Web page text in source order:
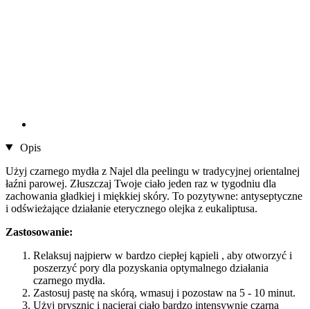
Opis
Użyj czarnego mydła z Najel dla peelingu w tradycyjnej orientalnej
łaźni parowej. Złuszczaj Twoje ciało jeden raz w tygodniu dla
zachowania gładkiej i miękkiej skóry. To pozytywne: antyseptyczne
i odświeżające działanie eterycznego olejka z eukaliptusa.
Zastosowanie:
Relaksuj najpierw w bardzo ciepłej kąpieli , aby otworzyć i
poszerzyć pory dla pozyskania optymalnego działania
czarnego mydła.
Zastosuj pastę na skórą, wmasuj i pozostaw na 5 - 10 minut.
Użyj prysznic i nacieraj ciało bardzo intensywnie czarną